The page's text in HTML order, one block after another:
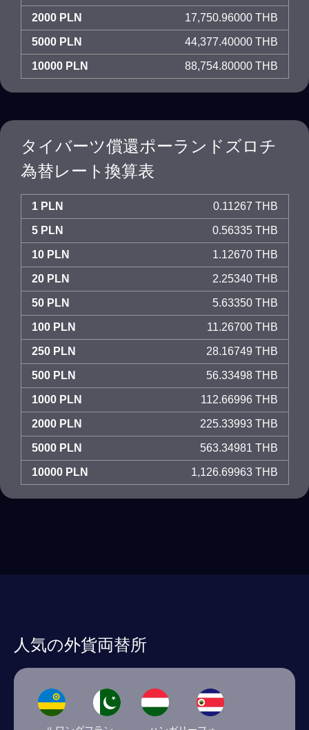
2000 PLN 17,750.96000 THB
5000 PLN 44,377.40000 THB
10000 PLN 88,754.80000 THB
タイバーツ償還ポーランドズロチ
為替レート換算表
1 PLN 0.11267 THB
5 PLN 0.56335 THB
10 PLN 1.12670 THB
20 PLN 2.25340 THB
50 PLN 5.63350 THB
100 PLN 11.26700 THB
250 PLN 28.16749 THB
500 PLN 56.33498 THB
1000 PLN 112.66996 THB
2000 PLN 225.33993 THB
5000 PLN 563.34981 THB
10000 PLN 1,126.69963 THB
人気の外貨両替所